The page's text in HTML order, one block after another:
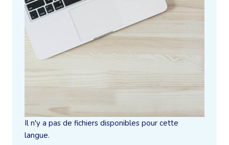
Il n'y a pas de fichiers disponibles pour cette
langue.